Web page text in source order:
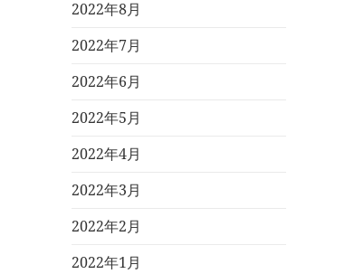
2022年8月
2022年7月
2022年6月
2022年5月
2022年4月
2022年3月
2022年2月
2022年1月